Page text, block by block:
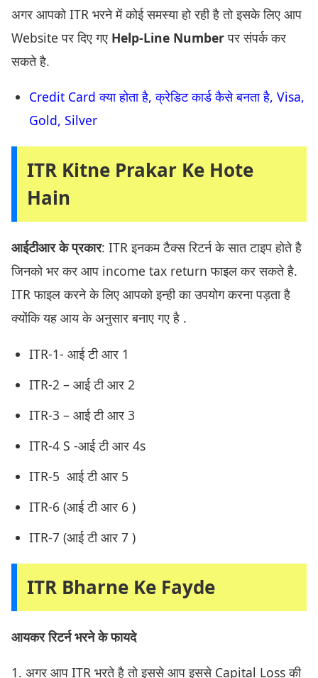
अगर आपको ITR भरने में कोई समस्या हो रही है तो इसके लिए आप
Website पर दिए गए Help-Line Numberपर संपर्क कर
सकते है.
Credit Card क्या होता है, क्रेडिट कार्ड कैसे बनता है, Visa,
Gold, Silver
ITR Kitne Prakar Ke Hote
Hain
आईटीआर के प्रकार: ITR इनकम टैक्स रिटर्न के सात टाइप होते है
जिनको भर कर आप income tax return फाइल कर सकते है.
ITR फाइल करने के लिए आपको इन्ही का उपयोग करना पड़ता है
क्योंकि यह आय के अनुसार बनाए गए है .
ITR-1- आई टी आर 1
ITR-2 – आई टी आर 2
ITR-3 – आई टी आर 3
ITR-4 S -आई टी आर 4s
ITR-5 आई टी आर 5
ITR-6 (आई टी आर 6 )
ITR-7 (आई टी आर 7 )
ITR Bharne Ke Fayde
आयकर रिटर्न भरने के फायदे
1. अगर आप ITR भरते है तो इससे आप इससे Capital Loss की